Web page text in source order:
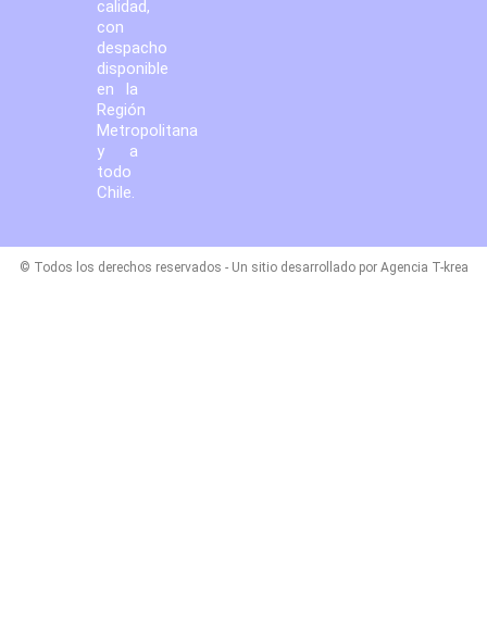
calidad,
con
despacho
disponible
en la
Región
Metropolitana
y a
todo
Chile.
© Todos los derechos reservados - Un sitio desarrollado por Agencia T-krea